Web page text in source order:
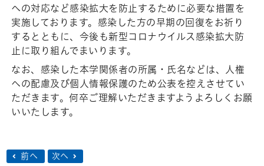
への対応など感染拡大を防止するために必要な措置を
実施しております。感染した方の早期の回復をお祈り
するとともに、今後も新型コロナウイルス感染拡大防
止に取り組んでまいります。
なお、感染した本学関係者の所属・氏名などは、人権
への配慮及び個人情報保護のため公表を控えさせてい
ただきます。何卒ご理解いただきますようよろしくお願
いいたします。
前へ 次へ